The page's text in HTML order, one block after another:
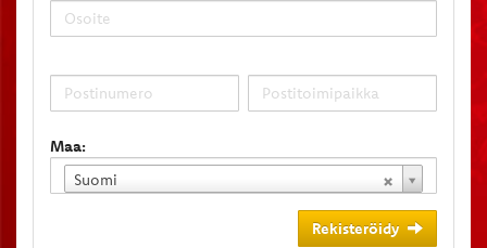
Maa:
Suomi
Rekisteröidy